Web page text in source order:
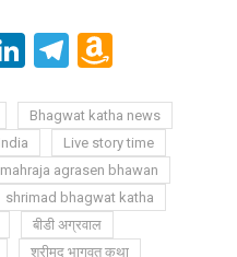
LinkedIn
Telegram
Amazon
List
Bhagwat katha news
India
Live story time
mahraja agrasen bhawan
shrimad bhagwat katha
बीडी अग्रवाल
श्रीमद् भागवत कथा